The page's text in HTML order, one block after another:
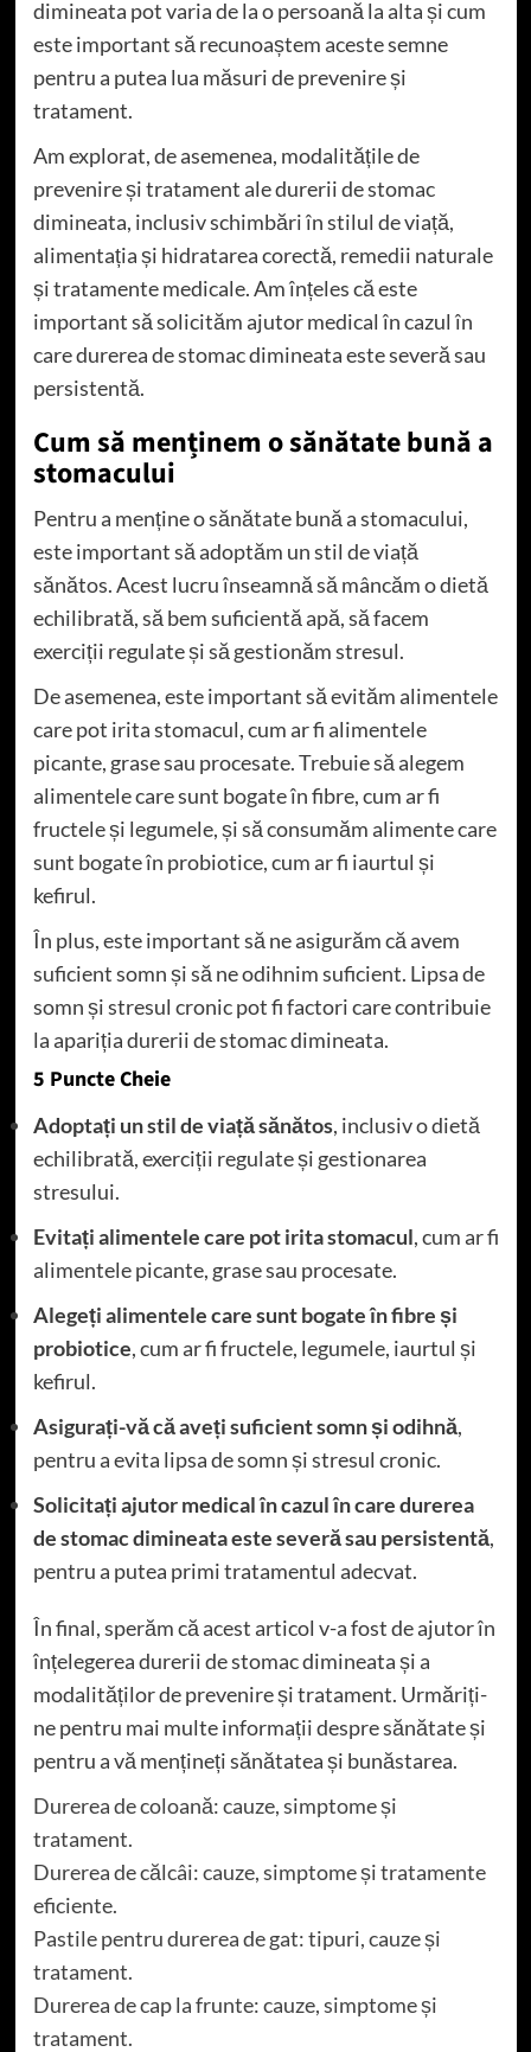
dimineata pot varia de la o persoană la alta și cum
este important să recunoaștem aceste semne
pentru a putea lua măsuri de prevenire și
tratament.
Am explorat, de asemenea, modalitățile de
prevenire și tratament ale durerii de stomac
dimineata, inclusiv schimbări în stilul de viață,
alimentația și hidratarea corectă, remedii naturale
și tratamente medicale. Am înțeles că este
important să solicităm ajutor medical în cazul în
care durerea de stomac dimineata este severă sau
persistentă.
Cum să menținem o sănătate bună a
stomacului
Pentru a menține o sănătate bună a stomacului,
este important să adoptăm un stil de viață
sănătos. Acest lucru înseamnă să mâncăm o dietă
echilibrată, să bem suficientă apă, să facem
exerciții regulate și să gestionăm stresul.
De asemenea, este important să evităm alimentele
care pot irita stomacul, cum ar fi alimentele
picante, grase sau procesate. Trebuie să alegem
alimentele care sunt bogate în fibre, cum ar fi
fructele și legumele, și să consumăm alimente care
sunt bogate în probiotice, cum ar fi iaurtul și
kefirul.
În plus, este important să ne asigurăm că avem
suficient somn și să ne odihnim suficient. Lipsa de
somn și stresul cronic pot fi factori care contribuie
la apariția durerii de stomac dimineata.
5 Puncte Cheie
Adoptați un stil de viață sănătos, inclusiv o dietă
echilibrată, exerciții regulate și gestionarea
stresului.
Evitați alimentele care pot irita stomacul, cum ar fi
alimentele picante, grase sau procesate.
Alegeți alimentele care sunt bogate în fibre și
probiotice, cum ar fi fructele, legumele, iaurtul și
kefirul.
Asigurați-vă că aveți suficient somn și odihnă,
pentru a evita lipsa de somn și stresul cronic.
Solicitați ajutor medical în cazul în care durerea
de stomac dimineata este severă sau persistentă,
pentru a putea primi tratamentul adecvat.
În final, sperăm că acest articol v-a fost de ajutor în
înțelegerea durerii de stomac dimineata și a
modalităților de prevenire și tratament. Urmăriți-
ne pentru mai multe informații despre sănătate și
pentru a vă mențineți sănătatea și bunăstarea.
Durerea de coloană: cauze, simptome și
tratament.
Durerea de călcâi: cauze, simptome și tratamente
eficiente.
Pastile pentru durerea de gat: tipuri, cauze și
tratament.
Durerea de cap la frunte: cauze, simptome și
tratament.